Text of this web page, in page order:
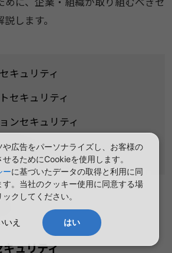
します。
キュリティ
セキュリティ
ンセキュリティ
リティ
。
ュリティ
や広告をパーソナライズし、お客様の
るためにCookieを使用します。
ーに基づいたデータの取得と利用に同
。当社のクッキー使用に同意する場
クしてください。
いえ はい